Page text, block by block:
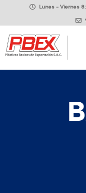
Lunes - Viernes